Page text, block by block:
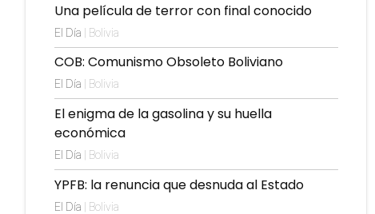
Una película de terror con final conocido
El Día | Bolivia
COB: Comunismo Obsoleto Boliviano
El Día | Bolivia
El enigma de la gasolina y su huella
económica
El Día | Bolivia
YPFB: la renuncia que desnuda al Estado
El Día | Bolivia